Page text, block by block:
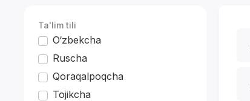
Ta'lim tili
O‘zbekcha
Ruscha
Qoraqalpoqcha
Tojikcha